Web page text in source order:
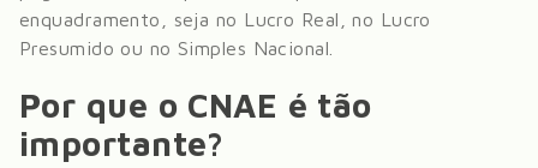
enquadramento, seja no Lucro Real, no Lucro
Presumido ou no Simples Nacional.
Por que o CNAE é tão
importante?